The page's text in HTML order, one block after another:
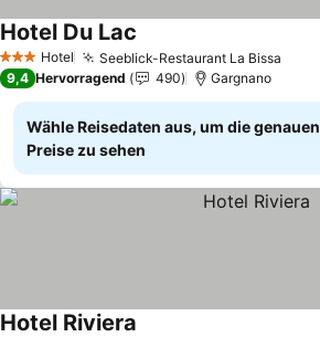
3 SterneHotel Seeblick-Restaurant La Bissa
Hotel Du Lac
9,4 Hervorragend 490 Gargnano
Wähle Reisedaten aus, um die genauen
Preise zu sehen
Hotel Riviera